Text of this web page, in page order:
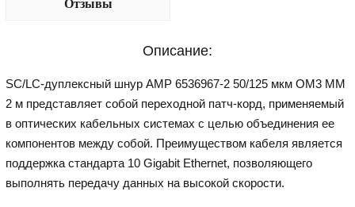
Отзывы
Описание:
SC/LC-дуплексный шнур AMP 6536967-2 50/125 мкм OM3 MM
2 м представляет собой переходной патч-корд, применяемый
в оптических кабельных системах с целью объединения ее
компонентов между собой. Преимуществом кабеля является
поддержка стандарта 10 Gigabit Ethernet, позволяющего
выполнять передачу данных на высокой скорости.